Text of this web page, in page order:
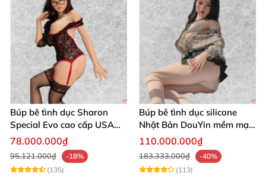
Búp bê tình dục Sharon
Special Evo cao cấp USA
silicone mềm mại nhập
78.000.000₫
95.121.000₫
-18%
(135)
Búp bê tình dục silicone
Nhật Bản DouYin mềm mại
chân thực
110.000.000₫
183.333.000₫
-40%
(113)